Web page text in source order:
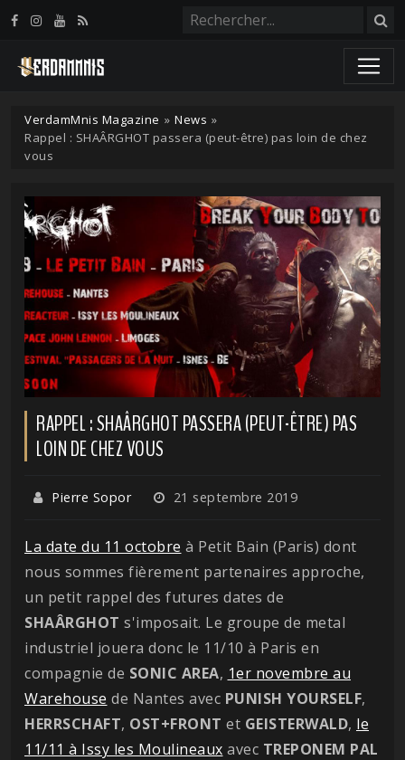
VerdamMnis Magazine » News »
Rappel : SHAÂRGHOT passera (peut-être) pas loin de chez
vous
RAPPEL : SHAÂRGHOT PASSERA (PEUT-ÊTRE) PAS
LOIN DE CHEZ VOUS
Pierre Sopor 21 septembre 2019
La date du 11 octobre à Petit Bain (Paris) dont
nous sommes fièrement partenaires approche,
un petit rappel des futures dates de
SHAÂRGHOT s'imposait. Le groupe de metal
industriel jouera donc le 11/10 à Paris en
compagnie de SONIC AREA, 1er novembre au
Warehouse de Nantes avec PUNISH YOURSELF,
HERRSCHAFT, OST+FRONT et GEISTERWALD, le
11/11 à Issy les Moulineaux avec TREPONEM PAL
Panneau de gestion des cookies